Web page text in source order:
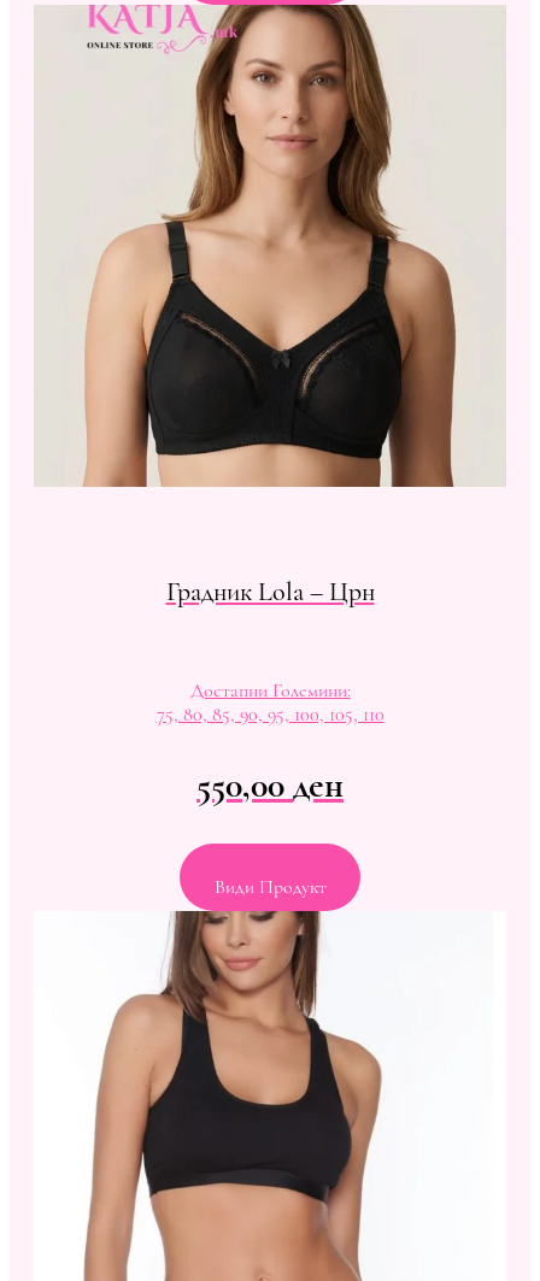
Градник Lola – Црн
Достапни Големини:
75, 80, 85, 90, 95, 100, 105, 110
550,00ден
Види Продукт